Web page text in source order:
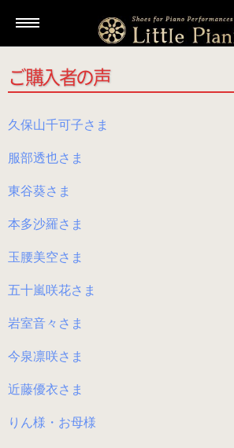
新着情報
商品を選ぶ
ローヒール
（22.5～26.0cm）
（21.0～22.0cm）
ご購入者の声
久保山千可子さま
服部透也さま
東谷葵さま
本多沙羅さま
玉腰美空さま
五十嵐咲花さま
岩室音々さま
今泉凛咲さま
近藤優衣さま
りん様・お母様